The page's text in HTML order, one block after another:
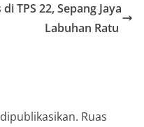
TPS 22, Sepang Jaya
Labuhan Ratu
Ruas